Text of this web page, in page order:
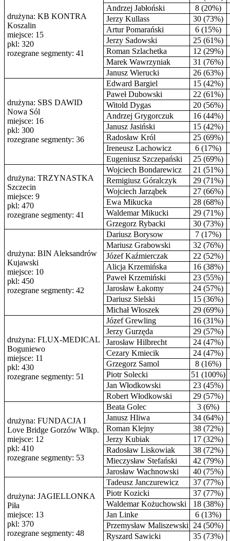
drużyna: KB KONTRA
Koszalin
miejsce: 15
pkl: 320
rozegrane segmenty: 41
Andrzej Jabłoński
8 (20%)
Jerzy Kullass
30 (73%)
Artur Pomarański
6 (15%)
Jerzy Sadowski
25 (61%)
Roman Szlachetka
12 (29%)
Marek Wawrzyniak
31 (76%)
Janusz Wierucki
26 (63%)
drużyna: SBS DAWID
Nowa Sól
miejsce: 16
pkl: 300
rozegrane segmenty: 36
Edward Bargiel
15 (42%)
Paweł Dubowski
22 (61%)
Witold Dygas
20 (56%)
Andrzej Grygorczuk
16 (44%)
Janusz Jasiński
15 (42%)
Radosław Król
25 (69%)
Ireneusz Lachowicz
6 (17%)
Eugeniusz Szczepański
25 (69%)
drużyna: TRZYNASTKA
Szczecin
miejsce: 9
pkl: 470
rozegrane segmenty: 41
Wojciech Bondarewicz
21 (51%)
Remigiusz Góralczyk
29 (71%)
Wojciech Jarząbek
27 (66%)
Ewa Mikucka
28 (68%)
Waldemar Mikucki
29 (71%)
Grzegorz Rybacki
30 (73%)
drużyna: BIN Aleksandrów
Kujawski
miejsce: 10
pkl: 450
rozegrane segmenty: 42
Dariusz Borysow
7 (17%)
Mariusz Grabowski
32 (76%)
Józef Kaźmierczak
22 (52%)
Alicja Krzemińska
16 (38%)
Paweł Krzemiński
23 (55%)
Jarosław Łakomy
24 (57%)
Dariusz Sielski
15 (36%)
Michał Włoszek
29 (69%)
drużyna: FLUX-MEDICAL
Boguniewo
miejsce: 11
pkl: 430
rozegrane segmenty: 51
Józef Grewling
16 (31%)
Jerzy Gurzęda
29 (57%)
Jarosław Hilbrecht
24 (47%)
Cezary Kmiecik
24 (47%)
Grzegorz Samol
8 (16%)
Piotr Solecki
51 (100%)
Jan Włodkowski
23 (45%)
Robert Włodkowski
29 (57%)
drużyna: FUNDACJA I
Love Bridge Gorzów Wlkp.
miejsce: 12
pkl: 410
rozegrane segmenty: 53
Beata Golec
3 (6%)
Janusz Hliwa
34 (64%)
Roman Klejny
38 (72%)
Jerzy Kubiak
17 (32%)
Radosław Liskowiak
38 (72%)
Mieczysław Stefański
42 (79%)
Jarosław Wachnowski
40 (75%)
drużyna: JAGIELLONKA
Piła
miejsce: 13
pkl: 370
rozegrane segmenty: 48
Tadeusz Janczurewicz
37 (77%)
Piotr Kozicki
37 (77%)
Waldemar Kożuchowski
18 (38%)
Jan Linke
6 (13%)
Przemysław Maliszewski
24 (50%)
Ryszard Sawicki
35 (73%)